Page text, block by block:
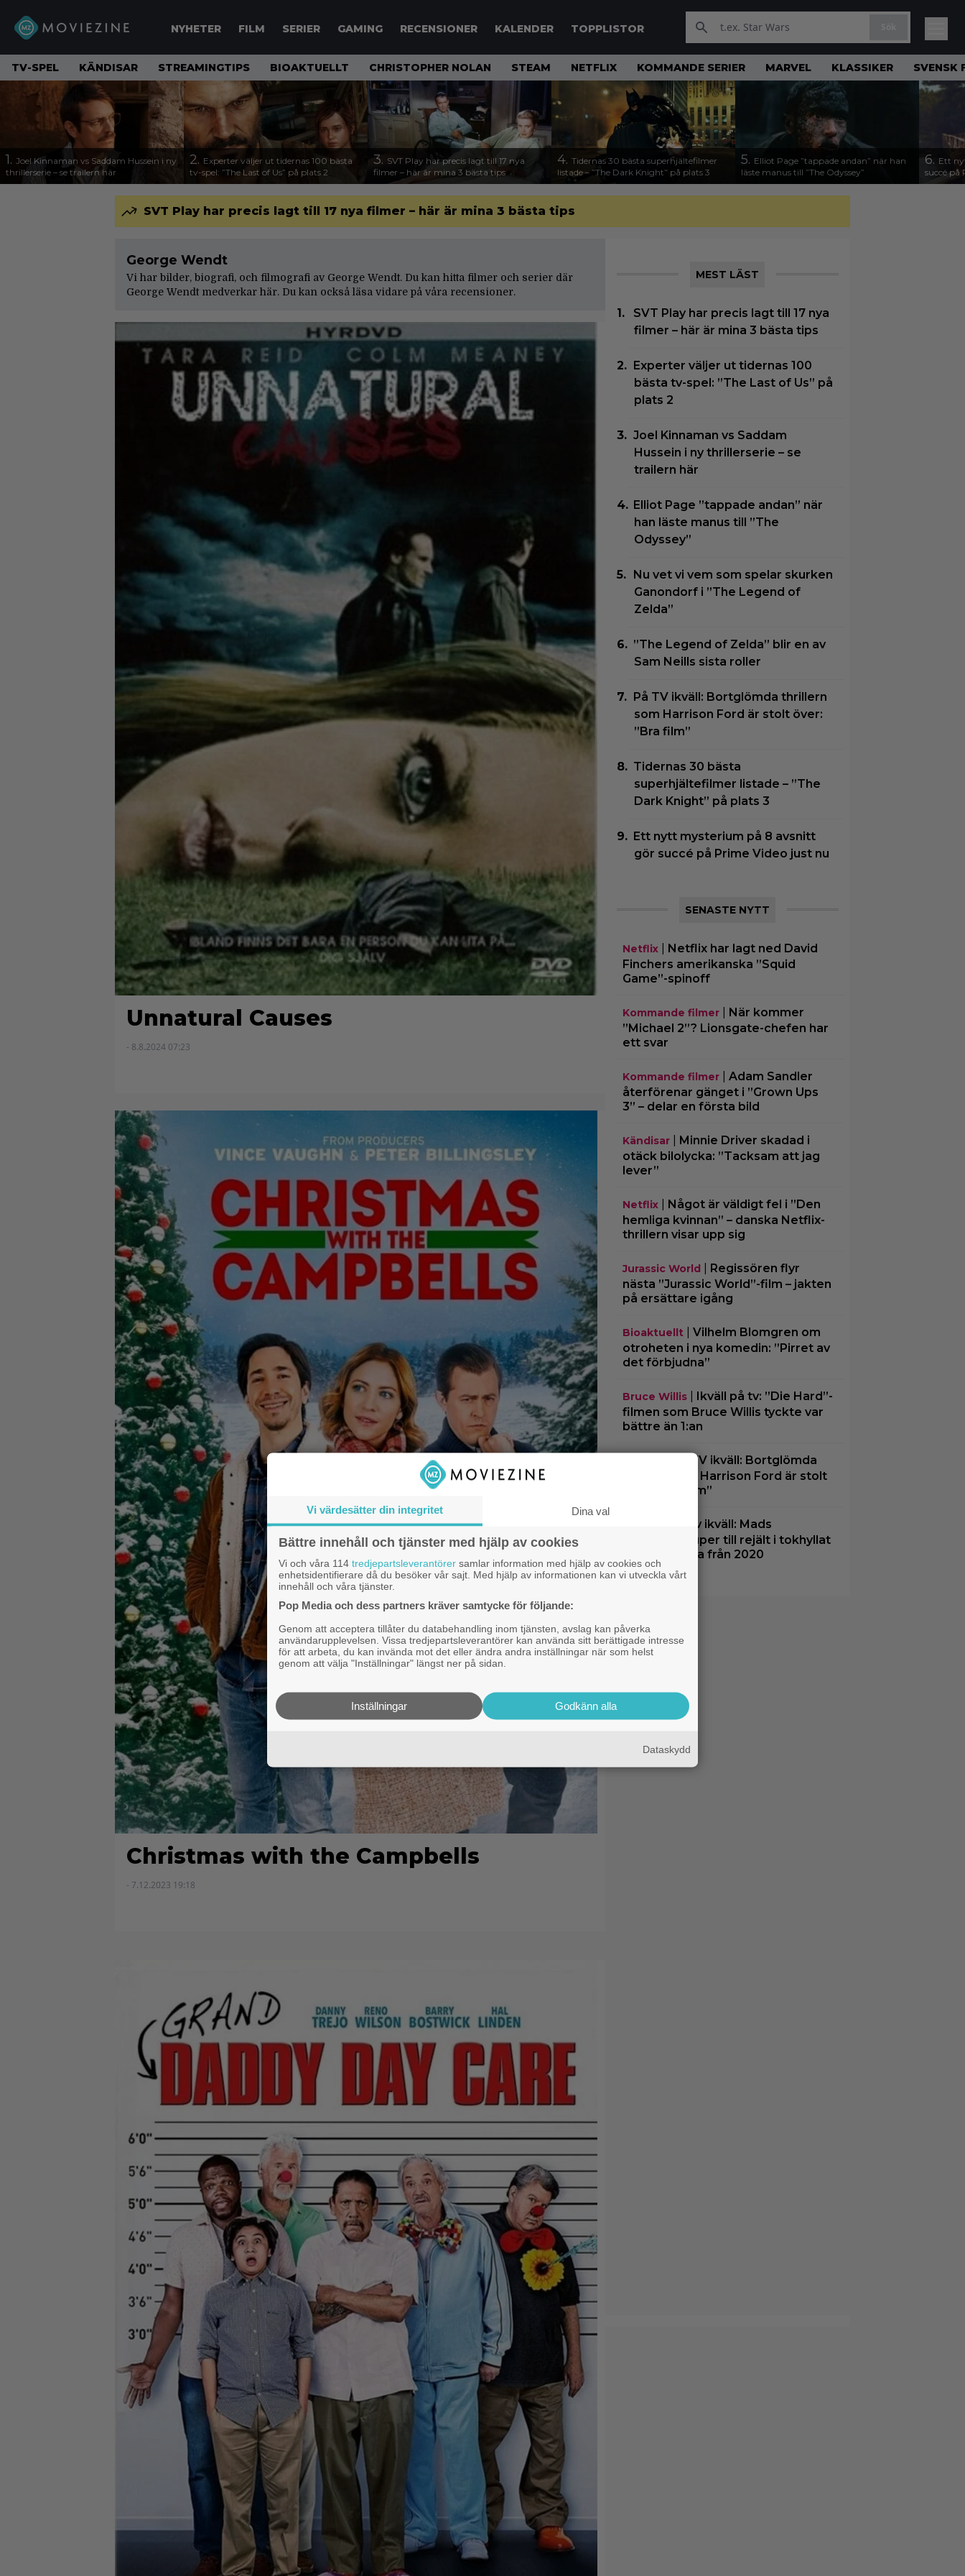
NYHETER FILM SERIER GAMING RECENSIONER KALENDER TOPPLISTOR
TV-SPEL KÄNDISAR STREAMINGTIPS BIOAKTUELLT CHRISTOPHER NOLAN STEAM NETFLIX KOMMANDE SERIER MARVEL KLASSIKER SVENSK
1. Joel Kinnaman vs Saddam Hussein i ny
thrillerserie – se trailern här
2. Experter väljer ut tidernas 100 bästa
tv-spel: ”The Last of Us” på plats 2
3. SVT Play har precis lagt till 17 nya
filmer – här är mina 3 bästa tips
4. Tidernas 30 bästa superhjältefilmer
listade – ”The Dark Knight” på plats 3
5. Elliot Page ”tappade andan” när han
läste manus till ”The Odyssey”
6. Ett
succé på
SVT Play har precis lagt till 17 nya filmer – här är mina 3 bästa tips
George Wendt
Vi har bilder, biografi, och filmografi av George Wendt. Du kan hitta filmer och serier där
George Wendt medverkar här. Du kan också läsa vidare på våra recensioner.
Unnatural Causes
- 8.8.2024 07:23
Christmas with the Campbells
- 7.12.2023 19:18
MEST LÄST
SVT Play har precis lagt till 17 nya
filmer – här är mina 3 bästa tips
Experter väljer ut tidernas 100
bästa tv-spel: ”The Last of Us” på
plats 2
Joel Kinnaman vs Saddam
Hussein i ny thrillerserie – se
trailern här
Elliot Page ”tappade andan” när
han läste manus till ”The
Odyssey”
Nu vet vi vem som spelar skurken
Ganondorf i ”The Legend of
Zelda”
”The Legend of Zelda” blir en av
Sam Neills sista roller
På TV ikväll: Bortglömda thrillern
som Harrison Ford är stolt över:
”Bra film”
Tidernas 30 bästa
superhjältefilmer listade – ”The
Dark Knight” på plats 3
Ett nytt mysterium på 8 avsnitt
gör succé på Prime Video just nu
SENASTE NYTT
Netflix| Netflix har lagt ned David
Finchers amerikanska ”Squid
Game”-spinoff
Kommande filmer| När kommer
”Michael 2”? Lionsgate-chefen har
ett svar
Kommande filmer| Adam Sandler
återförenar gänget i ”Grown Ups
3” – delar en första bild
Kändisar| Minnie Driver skadad i
otäck bilolycka: ”Tacksam att jag
lever”
Netflix| Något är väldigt fel i ”Den
hemliga kvinnan” – danska Netflix-
thrillern visar upp sig
Jurassic World
Regissören flyr
nästa ”Jurassic World”-film – jakten
på ersättare igång
Bioaktuellt| Vilhelm Blomgren om
otroheten i nya komedin: ”Pirret av
det förbjudna”
Bruce Willis| Ikväll på tv: ”Die Hard”-
filmen som Bruce Willis tyckte var
bättre än 1:an
På TV ikväll: Bortglömda
thrillern som Harrison Ford är stolt
över: ”Bra film”
På tv ikväll: Mads
Mikkelsen super till rejält i tokhyllat
danskt drama från 2020
Vi värdesätter din integritet Dina val
Bättre innehåll och tjänster med hjälp av cookies
Vi och våra 114 tredjepartsleverantörer samlar information med hjälp av cookies och
enhetsidentifierare då du besöker vår sajt. Med hjälp av informationen kan vi utveckla vårt
innehåll och våra tjänster.
Pop Media och dess partners kräver samtycke för följande:
Genom att acceptera tillåter du databehandling inom tjänsten, avslag kan påverka
användarupplevelsen. Vissa tredjepartsleverantörer kan använda sitt berättigade intresse
för att arbeta, du kan invända mot det eller ändra andra inställningar när som helst
genom att välja "Inställningar" längst ner på sidan.
Godkänn alla
Inställningar
Dataskydd